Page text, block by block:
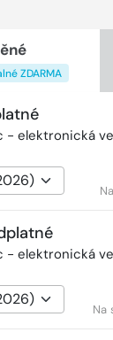
ZDARMA
- elektronická
- elektronická
Na